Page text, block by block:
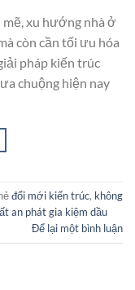
xu hướng nhà ở
còn cần tối ưu hóa
pháp kiến trúc
chuộng hiện nay
đổi mới kiến trúc, không
an phát gia kiệm dầu
Để lại một bình luận